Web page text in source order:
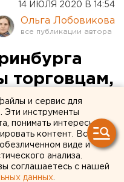
14 ИЮЛЯ 2020 В 14:54
Ольга Лобовикова
торговцам,
и сервис для
Эти инструменты
понимать интересы
контент. Вся
виде и
анализа.
соглашаетесь с нашей
данных